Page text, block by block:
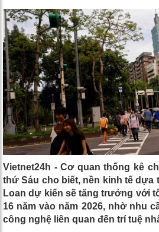
Vietnet24h - Cơ quan thống kê
thứ Sáu cho biết, nền kinh tế dựa
Loan dự kiến ​​sẽ tăng trưởng với
16 năm vào năm 2026, nhờ nhu
công nghệ liên quan đến trí tuệ